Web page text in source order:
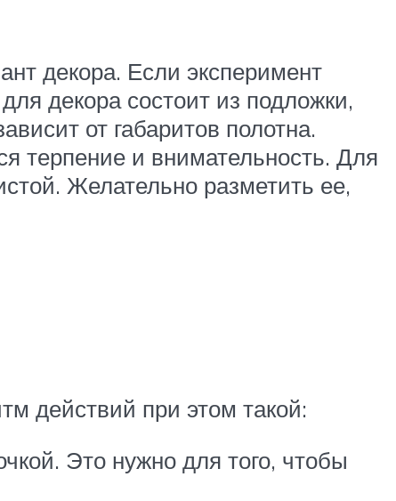
декора. Если эксперимент
декора состоит из подложки,
от габаритов полотна.
терпение и внимательность. Для
Желательно разметить ее,
действий при этом такой:
Это нужно для того, чтобы